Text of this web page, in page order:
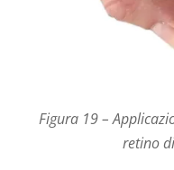
Figura 19 –
retino